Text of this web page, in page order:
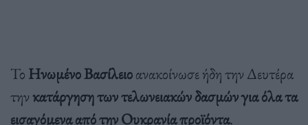
Το Ηνωμένο Βασίλειοανακοίνωσε ήδη την Δευτέρα
τηνκατάργηση των τελωνειακών δασμών για όλα τα
εισαγόμενα από την Ουκρανία προϊόντα.